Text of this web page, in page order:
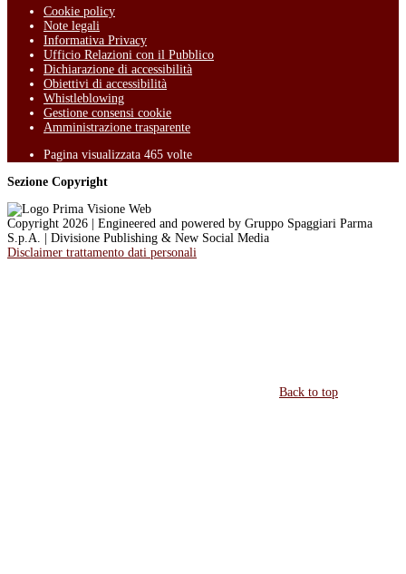
Cookie policy
Note legali
Informativa Privacy
Ufficio Relazioni con il Pubblico
Dichiarazione di accessibilità
Obiettivi di accessibilità
Whistleblowing
Gestione consensi cookie
Amministrazione trasparente
Pagina visualizzata 465 volte
Sezione Copyright
Copyright 2026 | Engineered and powered by Gruppo Spaggiari Parma
S.p.A. | Divisione Publishing & New Social Media
Disclaimer trattamento dati personali
Back to top